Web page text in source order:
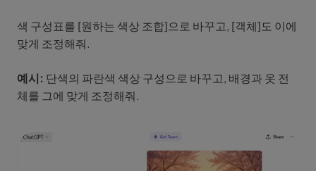
색 구성표를 [원하는 색상 조합]으로 바꾸고, [객체]도 이에
맞게 조정해줘.
예시: 단색의 파란색 색상 구성으로 바꾸고, 배경과 옷 전
체를 그에 맞게 조정해줘.